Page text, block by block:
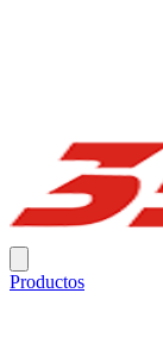
Productos